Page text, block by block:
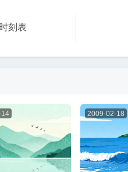
刻表
14 2009-02-18